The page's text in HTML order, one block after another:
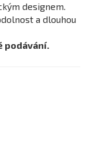
designem.
a dlouhou
podávání.